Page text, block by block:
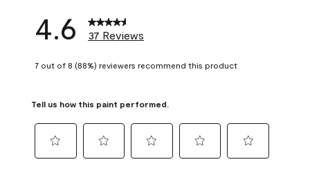
4.6 37 Reviews
7 out of 8 (88%) reviewers recommend this product
Tell us how this paint performed.